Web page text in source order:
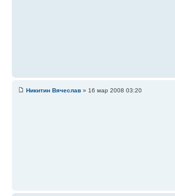
Никитин Вячеслав » 16 мар 2008 03:20